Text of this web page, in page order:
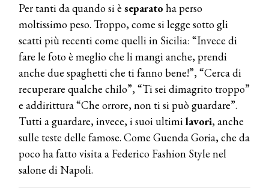
Per tanti da quando si è separato ha perso
moltissimo peso. Troppo, come si legge sotto gli
scatti più recenti come quelli in Sicilia: “Invece di
fare le foto è meglio che li mangi anche, prendi
anche due spaghetti che ti fanno bene!”, “Cerca di
recuperare qualche chilo”, “Ti sei dimagrito troppo”
e addirittura “Che orrore, non ti si può guardare”.
Tutti a guardare, invece, i suoi ultimilavori, anche
sulle teste delle famose. Come Guenda Goria, che da
poco ha fatto visita a Federico Fashion Style nel
salone di Napoli.